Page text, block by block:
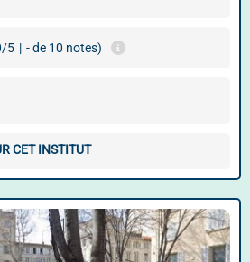
5 | - de 10 notes)
CET INSTITUT